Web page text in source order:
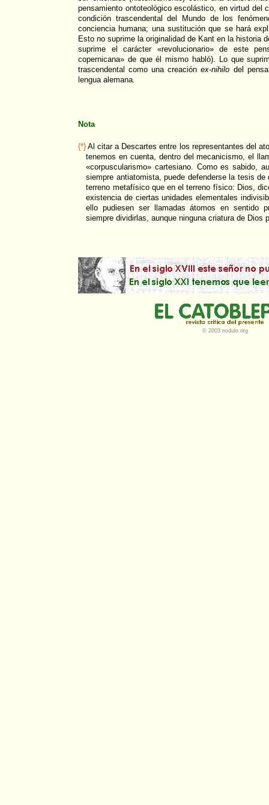
pensamiento ontoteológico escolástico, en virtud del
condición trascendental del Mundo de los
conciencia humana; una sustitución que se hará
Esto no suprime la originalidad de Kant en la historia
suprime el carácter «revolucionario» de este
copernicana» de que él mismo habló). Lo que
trascendental como una creaciónex-nihilo del
lengua alemana.
Nota
{*} Al citar a Descartes entre los representantes del
tenemos en cuenta, dentro del mecanicismo, el
«corpuscularismo» cartesiano. Como es sabido,
siempre antiatomista, puede defenderse la tesis
terreno metafísico que en el terreno físico: Dios,
existencia de ciertas unidades elementales
ello pudiesen ser llamadas átomos en sentido
siempre dividirlas, aunque ninguna criatura de Dios
© 2003 nodulo.org